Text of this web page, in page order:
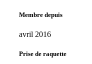
Membre depuis
avril 2016
Prise de raquette